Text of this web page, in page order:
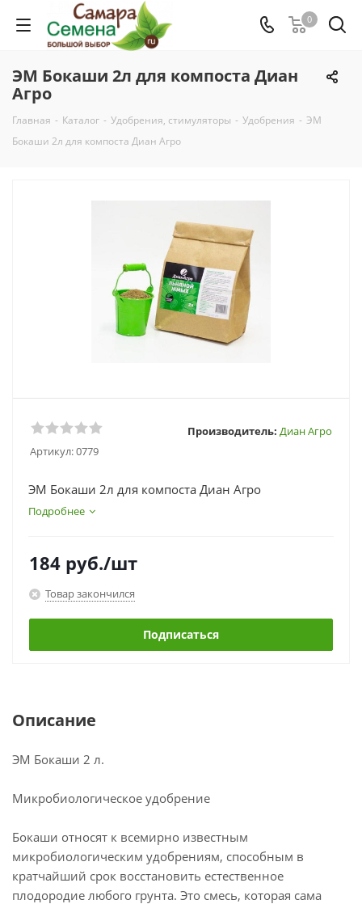
0
ЭМ Бокаши 2л для компоста Диан
Агро
Главная - Каталог - Удобрения, стимуляторы - Удобрения - ЭМ
Бокаши 2л для компоста Диан Агро
Артикул:0779
Производитель: Диан Агро
ЭМ Бокаши 2л для компоста Диан Агро
Подробнее
184 руб./шт
Товар закончился
Подписаться
Описание
ЭМ Бокаши 2 л.
Микробиологическое удобрение
Бокаши относят к всемирно известным
микробиологическим удобрениям, способным в
кратчайший срок восстановить естественное
плодородие любого грунта. Это смесь, которая сама